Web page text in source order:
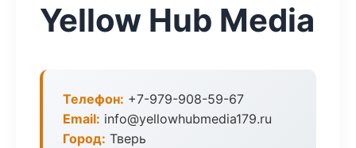
Yellow Hub Media
Телефон: +7-979-908-59-67
Email: info@yellowhubmedia179.ru
Город: Тверь